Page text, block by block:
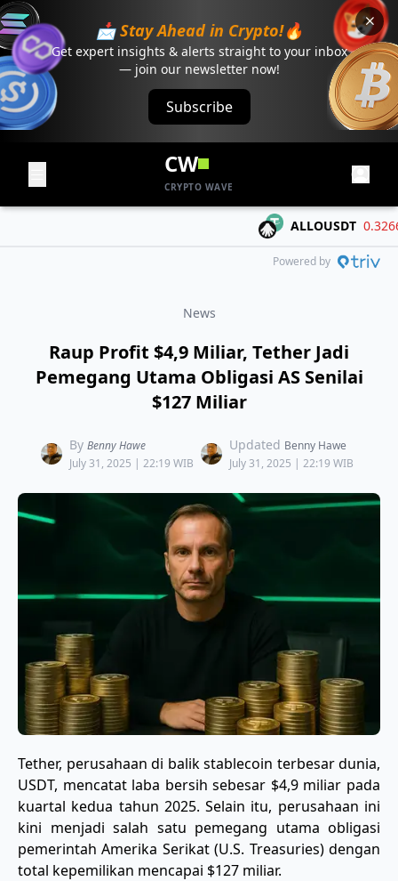
📩 Stay Ahead in Crypto!🔥
Get expert insights & alerts straight to your inbox
— join our newsletter now!
Subscribe
CW
CRYPTO WAVE
ALLOUSDT 0.3266 -
Powered by
News
Raup Profit $4,9 Miliar, Tether Jadi
Pemegang Utama Obligasi AS Senilai
$127 Miliar
By Benny Hawe
July 31, 2025 | 22:19 WIB
Updated Benny Hawe
July 31, 2025 | 22:19 WIB
Tether, perusahaan di balik stablecoin terbesar dunia,
USDT, mencatat laba bersih sebesar $4,9 miliar pada
kuartal kedua tahun 2025. Selain itu, perusahaan ini
kini menjadi salah satu pemegang utama obligasi
pemerintah Amerika Serikat (U.S. Treasuries) dengan
total kepemilikan mencapai $127 miliar.